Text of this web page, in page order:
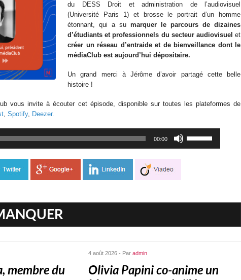
du DESS Droit et administration de l’audiovisuel
(Université Paris 1) et brosse le portrait d’un homme
étonnant, qui a su marquer le parcours de dizaines
d’étudiants et professionnels du secteur audiovisuel et
créer un réseau d’entraide et de bienveillance dont le
médiaClub est aujourd’hui dépositaire.
Un grand merci à Jérôme d’avoir partagé cette belle
histoire !
vous invite à écouter cet épisode, disponible sur toutes les plateformes de
, Spotify, Deezer.
00:00
les
diminuer
membre du
4 août 2026 - Par admin
Olivia Papini co-anime un